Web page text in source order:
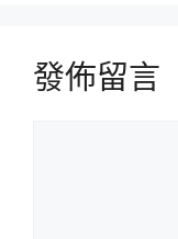
發佈留言